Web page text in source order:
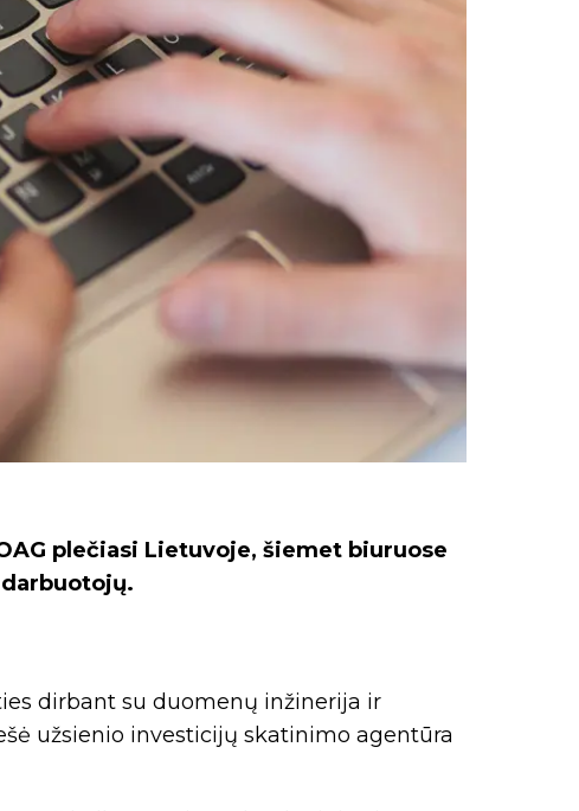
plečiasi Lietuvoje, šiemet biuruose
dirbant su duomenų inžinerija ir
užsienio investicijų skatinimo agentūra